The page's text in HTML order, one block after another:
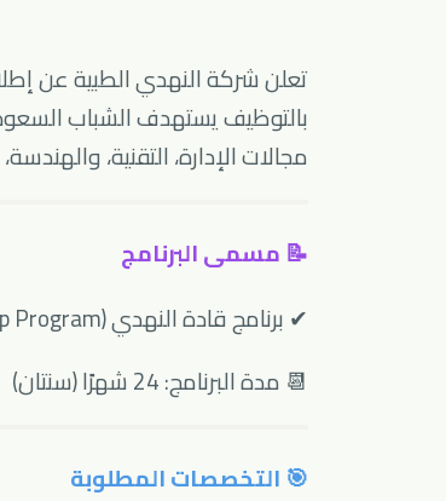
بالتوظيف يستهدف الشباب
مجالات الإدارة، التقنية،
📝 مسمى البرنامج
✔ برنامج قادة النهدي (Nahdi Leadership Program)
📆 مدة البرنامج: 24 شهرًا (سنتان)
🎯 التخصصات المطلوبة